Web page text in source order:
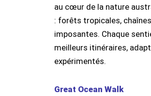
au cœur de la nature
: forêts tropicales,
imposantes. Chaque
meilleurs itinéraires,
expérimentés.
Great Ocean Walk